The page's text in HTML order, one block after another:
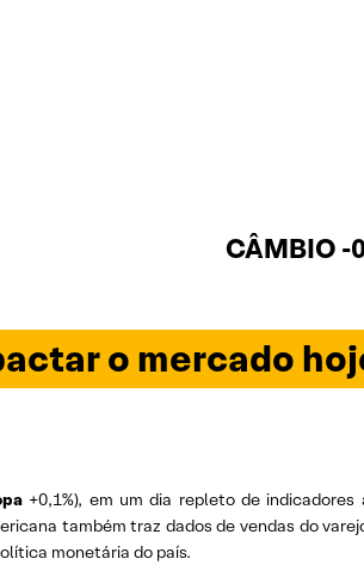
CÂMBIO -
o mercado
+0,1%), em um dia repleto de
também traz dados de vendas do
monetária do país.